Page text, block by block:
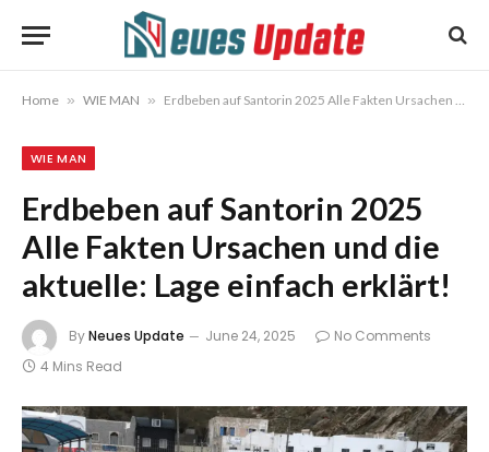
Home » WIE MAN » Erdbeben auf Santorin 2025 Alle Fakten Ursachen und die aktuelle: Lage einfach erklärt!
WIE MAN
Erdbeben auf Santorin 2025
Alle Fakten Ursachen und die
aktuelle: Lage einfach erklärt!
ByNeues Update June 24, 2025
No Comments
4 Mins Read